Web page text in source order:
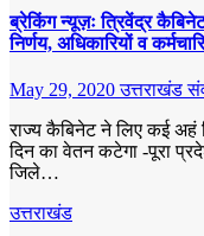
ब्रेकिंग न्यूज़ः त्रिवेंद्र
निर्णय, अधिकारियों व
May 29, 2020उत्तराखंड
राज्य कैबिनेट ने लिए कई अहं
दिन का वेतन कटेगा -पूरा
जिले…
उत्तराखंड